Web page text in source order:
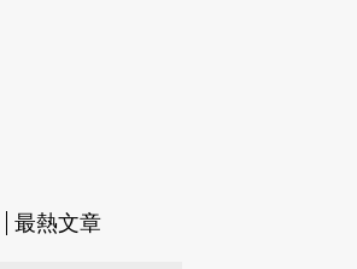
最熱文章